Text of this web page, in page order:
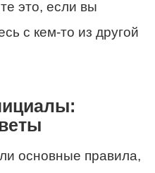
это, если вы
с кем-то из другой
основные правила,